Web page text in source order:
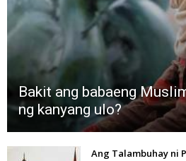
Bakit ang babaeng
ng kanyang ulo?